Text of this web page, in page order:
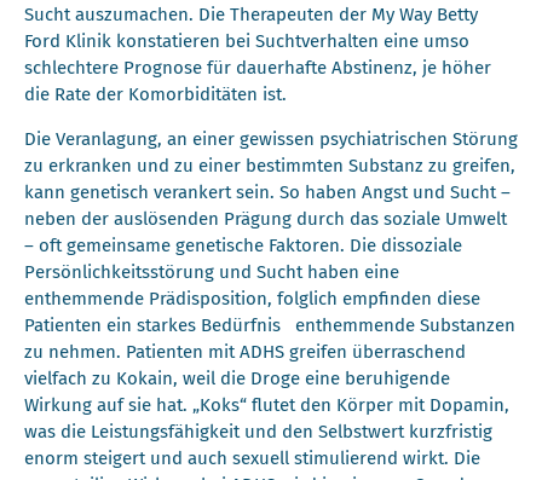
Sucht auszumachen. Die Therapeuten der My Way Betty
Ford Klinik konstatieren bei Suchtverhalten eine umso
schlechtere Prognose für dauerhafte Abstinenz, je höher
die Rate der Komorbiditäten ist.
Die Veranlagung, an einer gewissen psychiatrischen Störung
zu erkranken und zu einer bestimmten Substanz zu greifen,
kann genetisch verankert sein. So haben Angst und Sucht –
neben der auslösenden Prägung durch das soziale Umwelt
– oft gemeinsame genetische Faktoren. Die dissoziale
Persönlichkeitsstörung und Sucht haben eine
enthemmende Prädisposition, folglich empfinden diese
Patienten ein starkes Bedürfnis enthemmende Substanzen
zu nehmen. Patienten mit ADHS greifen überraschend
vielfach zu Kokain, weil die Droge eine beruhigende
Wirkung auf sie hat. „Koks“ flutet den Körper mit Dopamin,
was die Leistungsfähigkeit und den Selbstwert kurzfristig
enorm steigert und auch sexuell stimulierend wirkt. Die